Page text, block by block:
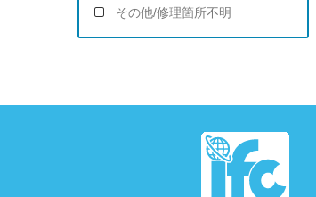
その他/修理箇所不明